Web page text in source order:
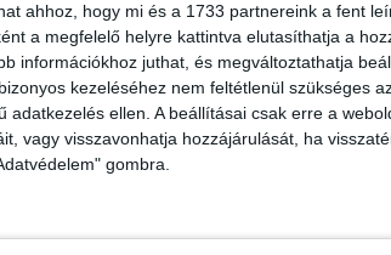
ahhoz, hogy mi és a 1733 partnereink a fent
a megfelelő helyre kattintva elutasíthatja a
információkhoz juthat, és megváltoztathatja
kezeléséhez nem feltétlenül szükséges
adatkezelés ellen. A beállításai csak erre a
vagy visszavonhatja hozzájárulását, ha
gombra.